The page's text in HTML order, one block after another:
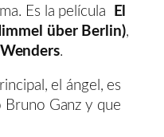
Es la película
El
über Berlin),
.
el ángel, es
Ganz y que